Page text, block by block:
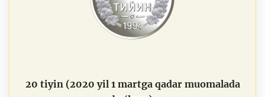
20 tiyin (2020 yil 1 martga qadar muomalada